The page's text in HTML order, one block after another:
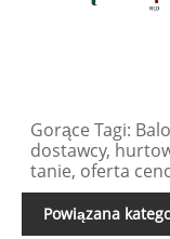
Gorące Tagi:
dostawcy,
tanie, oferta
Powiązana